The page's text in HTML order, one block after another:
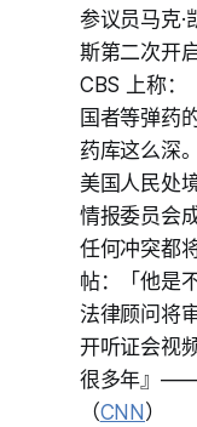
参议员马克
斯第二次开
CBS 上称：
国者等弹药
药库这么深
美国人民处
情报委员会
任何冲突都
帖：「他是
法律顾问将
开听证会视
很多年』——
（CNN）